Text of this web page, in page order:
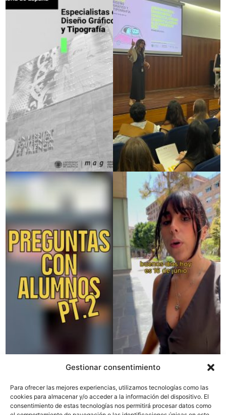
Gestionar consentimiento
Para ofrecer las mejores experiencias, utilizamos tecnologías como las
cookies para almacenar y/o acceder a la información del dispositivo. El
consentimiento de estas tecnologías nos permitirá procesar datos como